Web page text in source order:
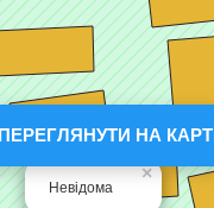
ПЕРЕГЛЯНУТИ НА КАРТІ